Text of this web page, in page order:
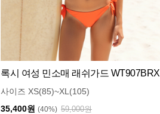
록시 여성 민소매 래쉬가드 WT907BRX
사이즈 XS(85)~XL(105)
35,400원 (40%) 59,000원